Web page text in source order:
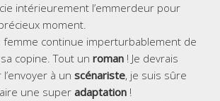
intérieurement l’emmerdeur pour
moment.
femme continue imperturbablement de
copine. Tout un roman ! Je devrais
à un scénariste, je suis sûre
une super adaptation !